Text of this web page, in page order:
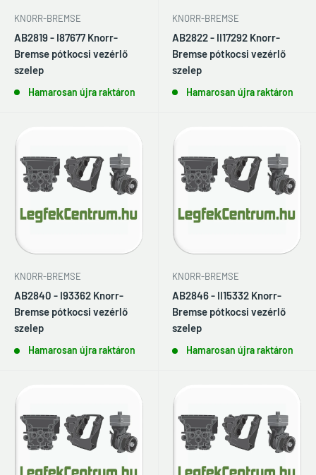
KNORR-BREMSE
AB2819 - I87677 Knorr-
Bremse pótkocsi vezérlő
szelep
Hamarosan újra raktáron
KNORR-BREMSE
AB2822 - II17292 Knorr-
Bremse pótkocsi vezérlő
szelep
Hamarosan újra raktáron
KNORR-BREMSE
AB2840 - I93362 Knorr-
Bremse pótkocsi vezérlő
szelep
Hamarosan újra raktáron
KNORR-BREMSE
AB2846 - II15332 Knorr-
Bremse pótkocsi vezérlő
szelep
Hamarosan újra raktáron